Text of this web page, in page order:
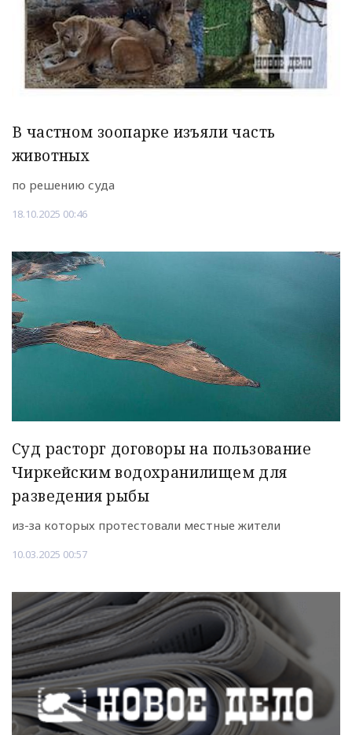
В частном зоопарке изъяли часть
животных
по решению суда
18.10.2025 00:46
Суд расторг договоры на пользование
Чиркейским водохранилищем для
разведения рыбы
из-за которых протестовали местные жители
10.03.2025 00:57